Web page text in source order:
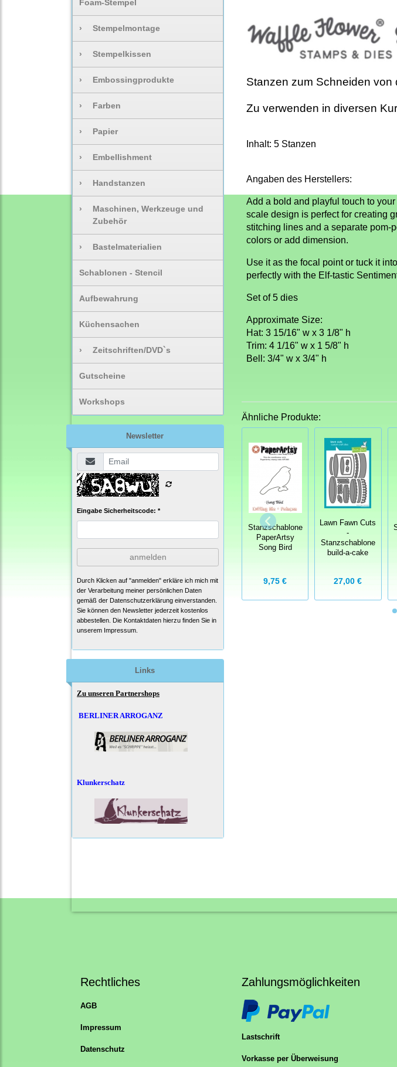
Foam-Stempel
› Stempelmontage
› Stempelkissen
› Embossingprodukte
› Farben
› Papier
› Embellishment
› Handstanzen
›
Maschinen, Werkzeuge und
Zubehör
› Bastelmaterialien
Schablonen - Stencil
Aufbewahrung
Küchensachen
› Zeitschriften/DVD`s
Gutscheine
Workshops
Newsletter
Eingabe Sicherheitscode: *
anmelden
Durch Klicken auf "anmelden" erkläre ich mich mit
der Verarbeitung meiner persönlichen Daten
gemäß der Datenschutzerklärung einverstanden.
Sie können den Newsletter jederzeit kostenlos
abbestellen. Die Kontaktdaten hierzu finden Sie in
unserem Impressum.
Links
Zu unseren Partnershops
BERLINER ARROGANZ
Klunkerschatz
Stanzen zum Schneiden von
Zu verwenden in diversen
Inhalt: 5 Stanzen
Angaben des Herstellers:
Add a bold and playful touch to
scale design is perfect for creating
stitching lines and a separate pom-
colors or add dimension.
Use it as the focal point or tuck it
perfectly with the Elf-tastic
Set of 5 dies
Approximate Size:
Hat: 3 15/16" w x 3 1/8" h
Trim: 4 1/16" w x 1 5/8" h
Bell: 3/4" w x 3/4" h
Ähnliche Produkte:
Stanzschablone
PaperArtsy
Song Bird
9,75 €
Lawn Fawn Cuts
-
Stanzschablone
build-a-cake
27,00 €
Rechtliches
AGB
Impressum
Datenschutz
Zahlungsmöglichkeiten
Lastschrift
Vorkasse per Überweisung